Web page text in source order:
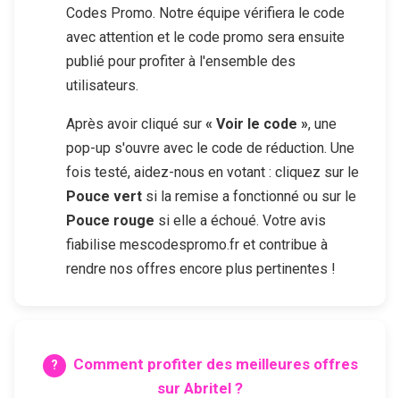
Codes Promo. Notre équipe vérifiera le code
avec attention et le code promo sera ensuite
publié pour profiter à l'ensemble des
utilisateurs.
Après avoir cliqué sur « Voir le code », une
pop-up s'ouvre avec le code de réduction. Une
fois testé, aidez-nous en votant : cliquez sur le
Pouce vert si la remise a fonctionné ou sur le
Pouce rouge si elle a échoué. Votre avis
fiabilise mescodespromo.fr et contribue à
rendre nos offres encore plus pertinentes !
Comment profiter des meilleures offres
sur Abritel ?